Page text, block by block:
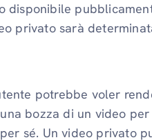
disponibile
privato sarà
potrebbe voler
bozza di un video
sé. Un video privato